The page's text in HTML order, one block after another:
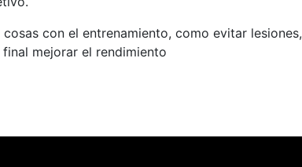
con el entrenamiento, como evitar lesiones,
mejorar el rendimiento